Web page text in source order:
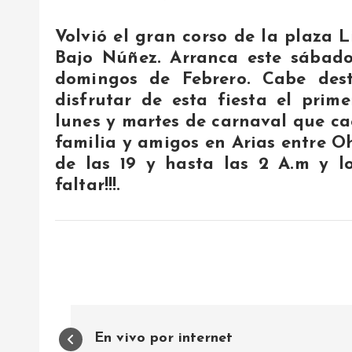
Volvió el gran corso de la plaza
Bajo Núñez. Arranca este
domingos de Febrero. Cabe
disfrutar de esta fiesta el
lunes y martes de carnaval que
familia y amigos en Arias entre
de las 19 y hasta las 2 A.m y
faltar!!!.
N
En vivo por internet